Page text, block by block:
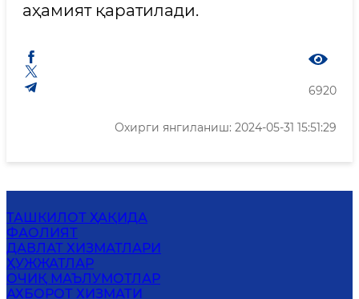
аҳамият қаратилади.
6920
Охирги янгиланиш: 2024-05-31 15:51:29
ТАШКИЛОТ ҲАҚИДА
ФАОЛИЯТ
ДАВЛАТ ХИЗМАТЛАРИ
ҲУЖЖАТЛАР
ОЧИҚ МАЪЛУМОТЛАР
АХБОРОТ ХИЗМАТИ